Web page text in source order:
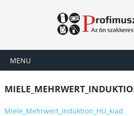
MENU
Miele_Mehrwert_Induktion_HU_kiad